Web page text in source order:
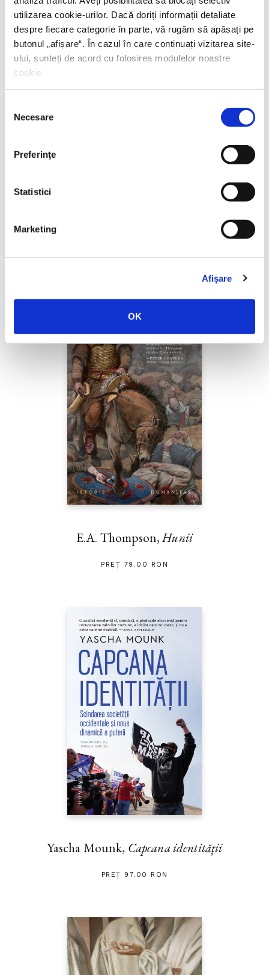
utilizarea cookie-urilor. Dacă doriți informații detaliate
despre fiecare categorie în parte, vă rugăm să apăsați pe
butonul „ afișare“. În cazul în care continuați vizitarea site-
ului, sunteți de acord cu folosirea modulelor noastre
cookie.
consimțământului
Necesare
Preferinţe
Statistici
Marketing
Afişare
OK
Thierry Wolton, Lumea noastră orwelliană
E.A. Thompson,Hunii
PREȚ 79.00 RON
Yascha Mounk, Capcana identității
PREȚ 97.00 RON